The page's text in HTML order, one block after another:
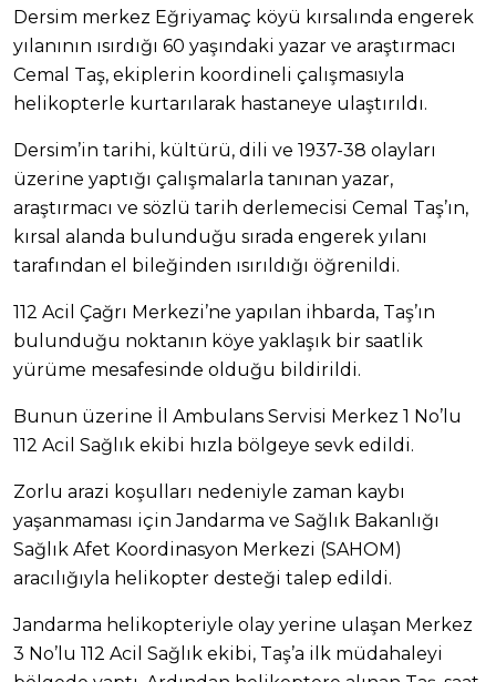
Dersim merkez Eğriyamaç köyü kırsalında engerek
yılanının ısırdığı 60 yaşındaki yazar ve araştırmacı
Cemal Taş, ekiplerin koordineli çalışmasıyla
helikopterle kurtarılarak hastaneye ulaştırıldı.
Dersim’in tarihi, kültürü, dili ve 1937-38 olayları
üzerine yaptığı çalışmalarla tanınan yazar,
araştırmacı ve sözlü tarih derlemecisi Cemal Taş’ın,
kırsal alanda bulunduğu sırada engerek yılanı
tarafından el bileğinden ısırıldığı öğrenildi.
112 Acil Çağrı Merkezi’ne yapılan ihbarda, Taş’ın
bulunduğu noktanın köye yaklaşık bir saatlik
yürüme mesafesinde olduğu bildirildi.
Bunun üzerine İl Ambulans Servisi Merkez 1 No’lu
112 Acil Sağlık ekibi hızla bölgeye sevk edildi.
Zorlu arazi koşulları nedeniyle zaman kaybı
yaşanmaması için Jandarma ve Sağlık Bakanlığı
Sağlık Afet Koordinasyon Merkezi (SAHOM)
aracılığıyla helikopter desteği talep edildi.
Jandarma helikopteriyle olay yerine ulaşan Merkez
3 No’lu 112 Acil Sağlık ekibi, Taş’a ilk müdahaleyi